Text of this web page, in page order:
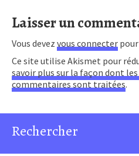
Laisser un
Vous devez vous connecter
Ce site utilise Akismet pour
savoir plus sur la façon dont les
commentaires sont traitées.
Rechercher